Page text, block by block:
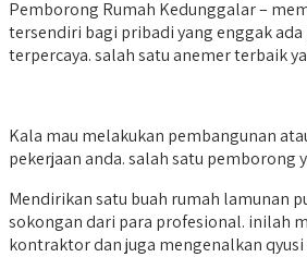
Pemborong Rumah Kedunggalar –
tersendiri bagi pribadi yang enggak
terpercaya. salah satu anemer terbaik
Kala mau melakukan pembangunan
pekerjaan anda. salah satu pemborong
Mendirikan satu buah rumah lamunan
sokongan dari para profesional. inilah
kontraktor dan juga mengenalkan